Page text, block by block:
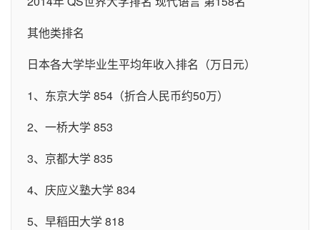
其他类排名
日本各大学毕业生平均年收入排名（万日元）
1、东京大学 854（折合人民币约50万）
2、一桥大学 853
3、京都大学 835
4、庆应义塾大学 834
5、早稻田大学 818